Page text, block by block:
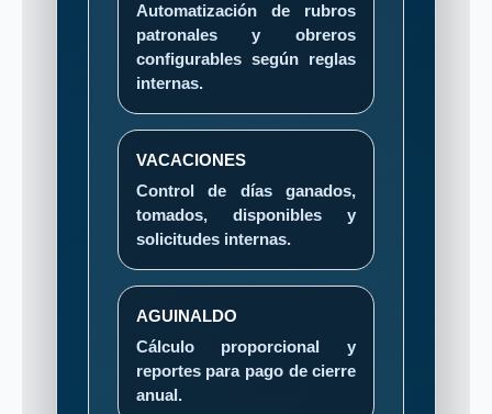
Automatización de rubros
patronales y obreros
configurables según reglas
internas.
VACACIONES
Control de días ganados,
tomados, disponibles y
solicitudes internas.
AGUINALDO
Cálculo proporcional y
reportes para pago de cierre
anual.